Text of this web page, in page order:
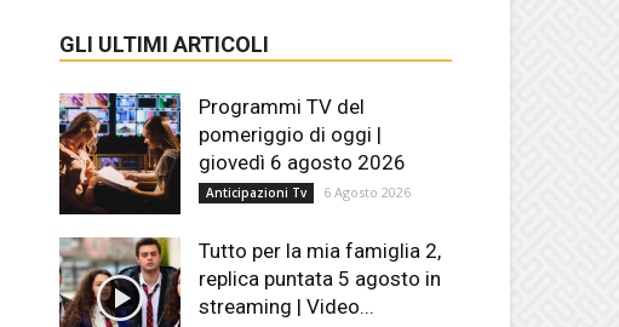
GLI ULTIMI ARTICOLI
Programmi TV del
pomeriggio di oggi |
giovedì 6 agosto 2026
Anticipazioni Tv 6 Agosto 2026
Tutto per la mia famiglia 2,
replica puntata 5 agosto in
streaming | Video...